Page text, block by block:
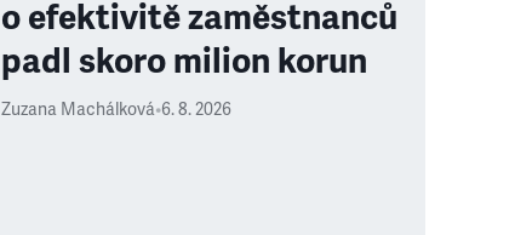
o efektivitě zaměstnanců
padl skoro milion korun
Zuzana Machálková•6. 8. 2026